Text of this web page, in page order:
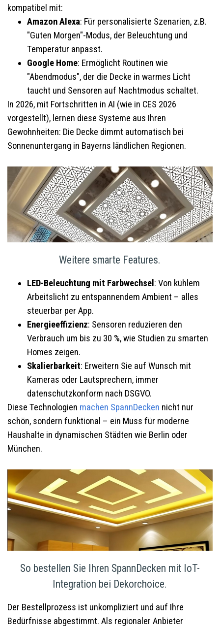
kompatibel mit:
Amazon Alexa: Für personalisierte Szenarien, z.B.
"Guten Morgen"-Modus, der Beleuchtung und
Temperatur anpasst.
Google Home: Ermöglicht Routinen wie
"Abendmodus", der die Decke in warmes Licht
taucht und Sensoren auf Nachtmodus schaltet.
In 2026, mit Fortschritten in AI (wie in CES 2026
vorgestellt), lernen diese Systeme aus Ihren
Gewohnheiten: Die Decke dimmt automatisch bei
Sonnenuntergang in Bayerns ländlichen Regionen.
Weitere smarte Features.
LED-Beleuchtung mit Farbwechsel : Von kühlem
Arbeitslicht zu entspannendem Ambient – alles
steuerbar per App.
Energieeffizienz: Sensoren reduzieren den
Verbrauch um bis zu 30 %, wie Studien zu smarten
Homes zeigen.
Skalierbarkeit: Erweitern Sie auf Wunsch mit
Kameras oder Lautsprechern, immer
datenschutzkonform nach DSGVO.
Diese Technologien machen SpannDecken nicht nur
schön, sondern funktional – ein Muss für moderne
Haushalte in dynamischen Städten wie Berlin oder
München.
So bestellen Sie Ihren SpannDecken mit IoT-
Integration bei Dekorchoice.
Der Bestellprozess ist unkompliziert und auf Ihre
Bedürfnisse abgestimmt. Als regionaler Anbieter